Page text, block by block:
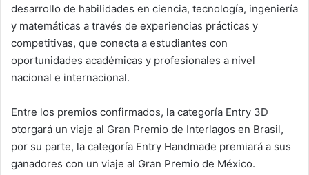
desarrollo de habilidades en ciencia, tecnología, ingeniería
y matemáticas a través de experiencias prácticas y
competitivas, que conecta a estudiantes con
oportunidades académicas y profesionales a nivel
nacional e internacional.
Entre los premios confirmados, la categoría Entry 3D
otorgará un viaje al Gran Premio de Interlagos en Brasil,
por su parte, la categoría Entry Handmade premiará a sus
ganadores con un viaje al Gran Premio de México.